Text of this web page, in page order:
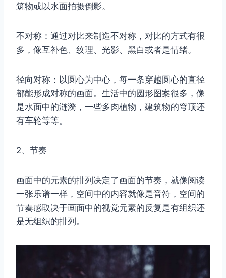
筑物或以水面拍摄倒影。
不对称：通过对比来制造不对称，对比的方式有很
多，像互补色、纹理、光影、黑白或者是情绪。
径向对称：以圆心为中心，每一条穿越圆心的直径
都能形成对称的画面。生活中的圆形图案很多，像
是水面中的涟漪，一些多肉植物，建筑物的穹顶还
有车轮等等。
2、节奏
画面中的元素的排列决定了画面的节奏，就像阅读
一张乐谱一样，空间中的内容就像是音符，空间的
节奏感取决于画面中的视觉元素的反复是有组织还
是无组织的排列。